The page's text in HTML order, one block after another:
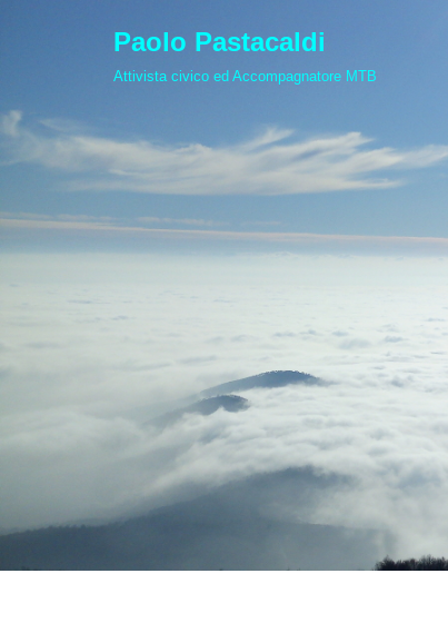
contenuto
Paolo Pastacaldi
Attivista civico ed Accompagnatore MTB